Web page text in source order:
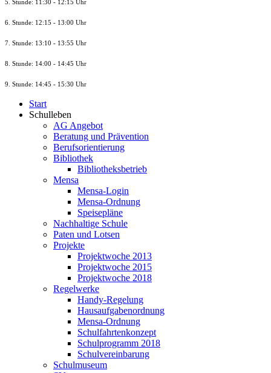
5. Stunde: 11:30 - 12:15 Uhr
6. Stunde: 12:15 - 13:00 Uhr
7. Stunde: 13:10 - 13:55 Uhr
8. Stunde: 14:00 - 14:45 Uhr
9. Stunde: 14:45 - 15:30 Uhr
Start
Schulleben
AG Angebot
Beratung und Prävention
Berufsorientierung
Bibliothek
Bibliotheksbetrieb
Mensa
Mensa-Login
Mensa-Ordnung
Speisepläne
Nachhaltige Schule
Paten und Lotsen
Projekte
Projektwoche 2013
Projektwoche 2015
Projektwoche 2018
Regelwerke
Handy-Regelung
Hausaufgabenordnung
Mensa-Ordnung
Schulfahrtenkonzept
Schulprogramm 2018
Schulvereinbarung
Schulmuseum